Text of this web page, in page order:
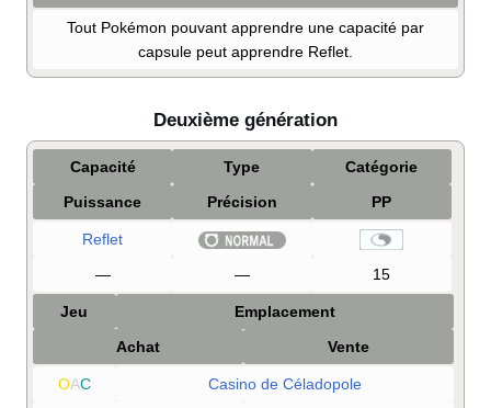
Tout Pokémon pouvant apprendre une capacité par
capsule peut apprendre Reflet.
Deuxième génération
Capacité Type
Catégorie
Puissance
Précision PP
Reflet
—
— 15
Jeu
Emplacement
Achat
Vente
OAC
Casino de Céladopole